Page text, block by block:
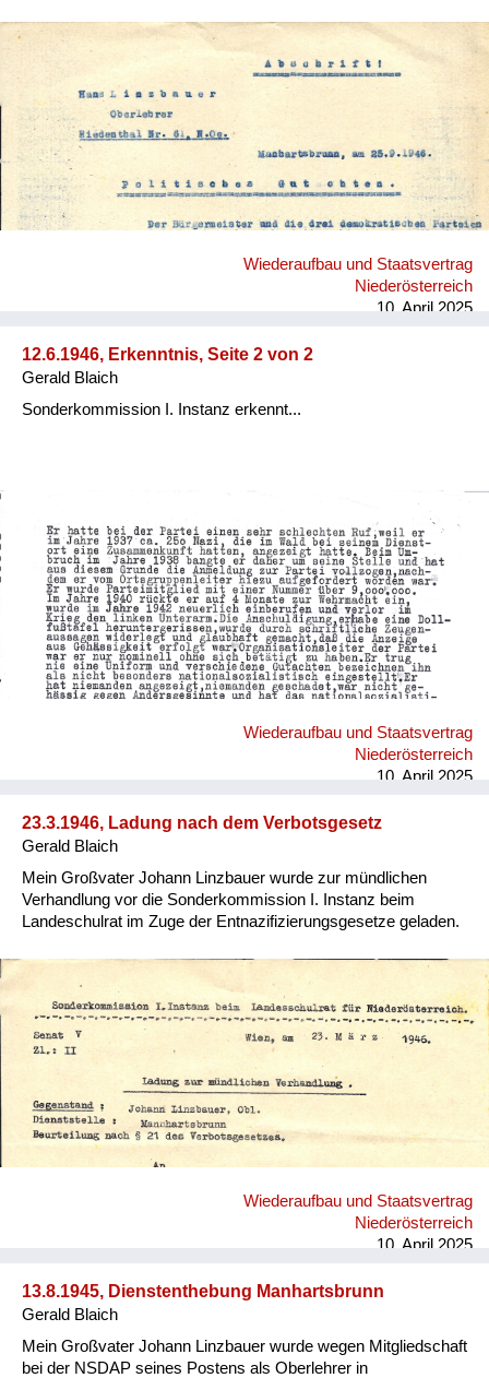
Wiederaufbau und Staatsvertrag
Niederösterreich
10. April 2025
12.6.1946, Erkenntnis, Seite 2 von 2
Gerald Blaich
Sonderkommission I. Instanz erkennt...
Wiederaufbau und Staatsvertrag
Niederösterreich
10. April 2025
23.3.1946, Ladung nach dem Verbotsgesetz
Gerald Blaich
Mein Großvater Johann Linzbauer wurde zur mündlichen
Verhandlung vor die Sonderkommission I. Instanz beim
Landeschulrat im Zuge der Entnazifizierungsgesetze geladen.
Wiederaufbau und Staatsvertrag
Niederösterreich
10. April 2025
13.8.1945, Dienstenthebung Manhartsbrunn
Gerald Blaich
Mein Großvater Johann Linzbauer wurde wegen Mitgliedschaft
bei der NSDAP seines Postens als Oberlehrer in